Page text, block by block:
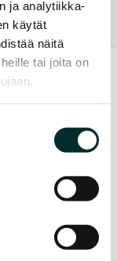
ja analytiikka-
käytät
näitä
tai joita on